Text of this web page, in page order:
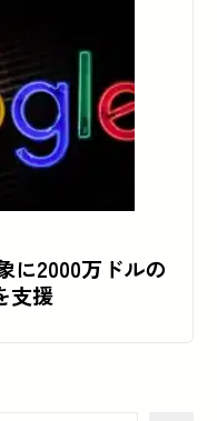
に2000万ドルの
支援